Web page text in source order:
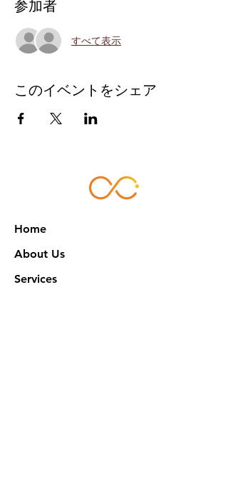
参加者
すべて表示
このイベントをシェア
Home
About Us
Services